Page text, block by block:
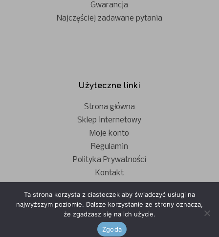
Gwarancja
Najczęściej zadawane pytania
Użyteczne linki
Strona główna
Sklep internetowy
Moje konto
Regulamin
Polityka Prywatności
Kontakt
- © Copyright - Apple Polska 2023 -
Ta strona korzysta z ciasteczek aby świadczyć usługi na
najwyższym poziomie. Dalsze korzystanie ze strony oznacza,
że zgadzasz się na ich użycie.
Zgoda